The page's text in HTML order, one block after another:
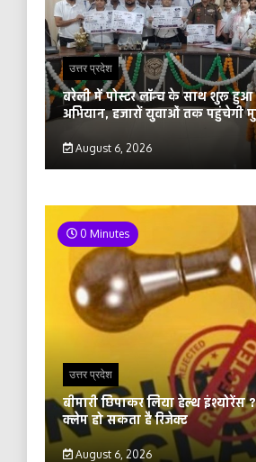
उत्तर प्रदेश
बरेली में पोस्टर लॉन्च के साथ शुरू हुआ
अभियान, हजारों युवाओं तक पहुंचेगी
August 6, 2026
0 Minutes
उत्तर प्रदेश
बीमारी छिपाकर लिया हेल्थ
क्लेम हो सकता है रिजेक्ट
August 6, 2026